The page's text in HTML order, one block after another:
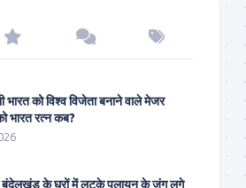
भारत को विश्व विजेता बनाने वाले मेजर
भारत रत्न कब?
के घरों में लटके पलायन के जंग लगे